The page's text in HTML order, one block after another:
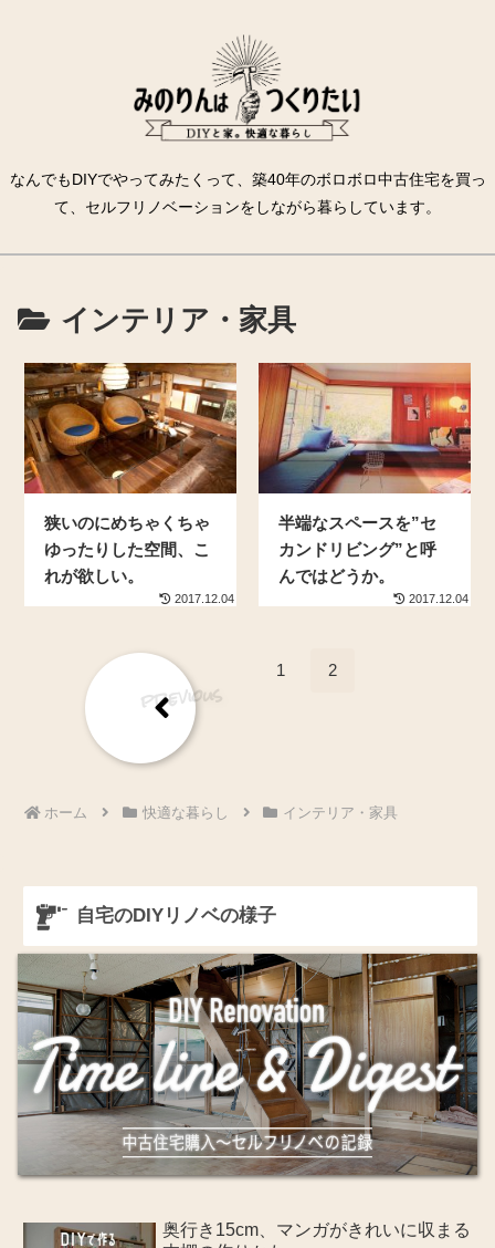
なんでもDIYでやってみたくって、築40年のボロボロ中古住宅を買っ
て、セルフリノベーションをしながら暮らしています。
インテリア・家具
狭いのにめちゃくちゃ
ゆったりした空間、こ
れが欲しい。
2017.12.04
半端なスペースを”セ
カンドリビング”と呼
んではどうか。
2017.12.04
前
へ
1 2
ホーム 快適な暮らし インテリア・家具
自宅のDIYリノベの様子
奥行き15cm、マンガがきれいに収まる